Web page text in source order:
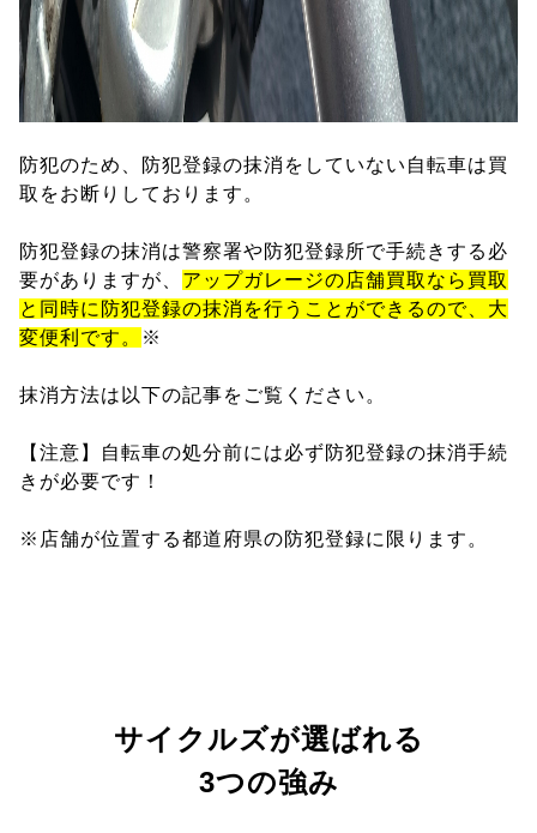
防犯のため、防犯登録の抹消をしていない自転車は買
取をお断りしております。
防犯登録の抹消は警察署や防犯登録所で手続きする必
要がありますが、 アップガレージの店舗買取なら買取
と同時に防犯登録の抹消を行うことができるので、大
変便利です。
※
抹消方法は以下の記事をご覧ください。
【注意】自転車の処分前には必ず防犯登録の抹消手続
きが必要です！
※店舗が位置する都道府県の防犯登録に限ります。
サイクルズが選ばれる
3つの強み